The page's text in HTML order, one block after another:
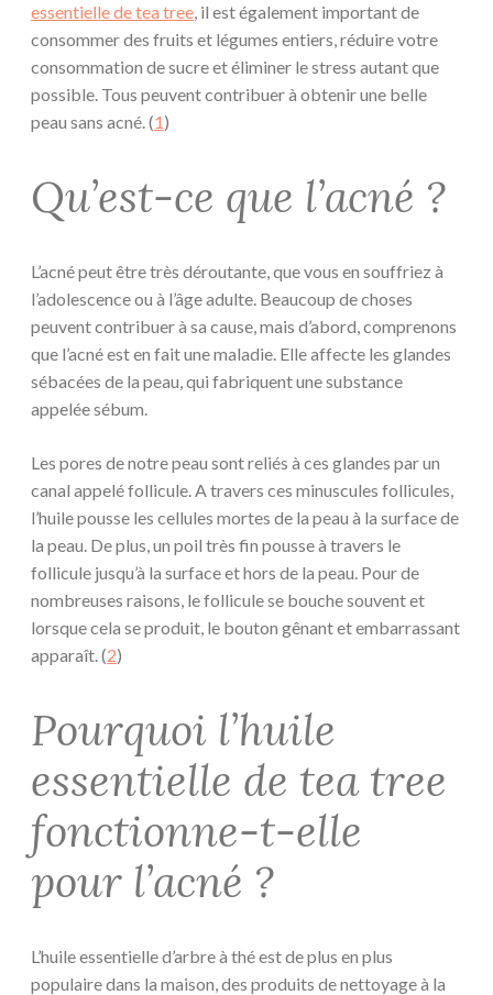
essentielle de tea tree, il est également important de
consommer des fruits et légumes entiers, réduire votre
consommation de sucre et éliminer le stress autant que
possible. Tous peuvent contribuer à obtenir une belle
peau sans acné. (1)
Qu’est-ce que l’acné ?
L’acné peut être très déroutante, que vous en souffriez à
l’adolescence ou à l’âge adulte. Beaucoup de choses
peuvent contribuer à sa cause, mais d’abord, comprenons
que l’acné est en fait une maladie. Elle affecte les glandes
sébacées de la peau, qui fabriquent une substance
appelée sébum.
Les pores de notre peau sont reliés à ces glandes par un
canal appelé follicule. A travers ces minuscules follicules,
l’huile pousse les cellules mortes de la peau à la surface de
la peau. De plus, un poil très fin pousse à travers le
follicule jusqu’à la surface et hors de la peau. Pour de
nombreuses raisons, le follicule se bouche souvent et
lorsque cela se produit, le bouton gênant et embarrassant
apparaît. (2)
Pourquoi l’huile
essentielle de tea tree
fonctionne-t-elle
pour l’acné ?
L’huile essentielle d’arbre à thé est de plus en plus
populaire dans la maison, des produits de nettoyage à la